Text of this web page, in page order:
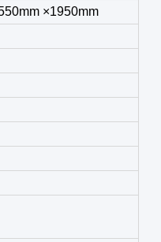
×1950mm